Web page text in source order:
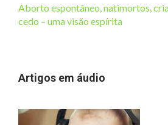
Aborto espontâneo, natimortos,
cedo – uma visão espírita
Artigos em áudio